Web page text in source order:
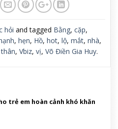
hỏi and tagged Bằng, cặp,
, hẹn, Hồ, hot, lộ, mắt, nhà,
thân, Vbiz, vị, Võ Điền Gia Huy.
trẻ em hoàn cảnh khó khăn